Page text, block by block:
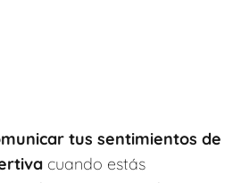
tus sentimientos de
cuando estás